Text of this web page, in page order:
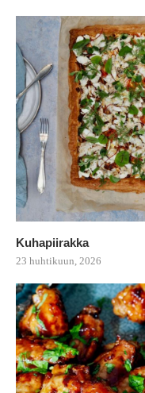
Kuhapiirakka
23 huhtikuun, 2026